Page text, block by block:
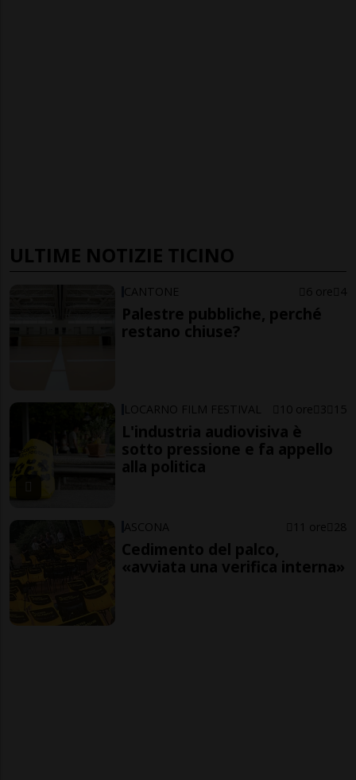
ULTIME NOTIZIE TICINO
CANTONE 6 ore 4
Palestre pubbliche, perché
restano chiuse?
LOCARNO FILM FESTIVAL 10 ore 3 15
L'industria audiovisiva è
sotto pressione e fa appello
alla politica
ASCONA 11 ore 28
Cedimento del palco,
«avviata una verifica interna»